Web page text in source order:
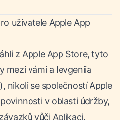
uživatele Apple App
z Apple App Store, tyto
mezi vámi a Ievgeniia
nikoli se společností Apple
v oblasti údržby,
vůči Aplikaci.